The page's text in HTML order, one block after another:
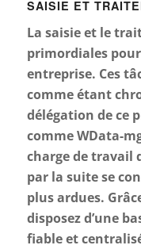
SAISIE ET
La saisie et le
primordiales
entreprise. Ces
comme étant
délégation de ce
comme WData-
charge de travail
par la suite se
plus ardues.
disposez d’une
fiable et